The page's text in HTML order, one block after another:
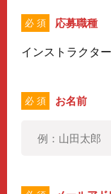
必 須 応募職種
インストラクタ
必 須 お名前